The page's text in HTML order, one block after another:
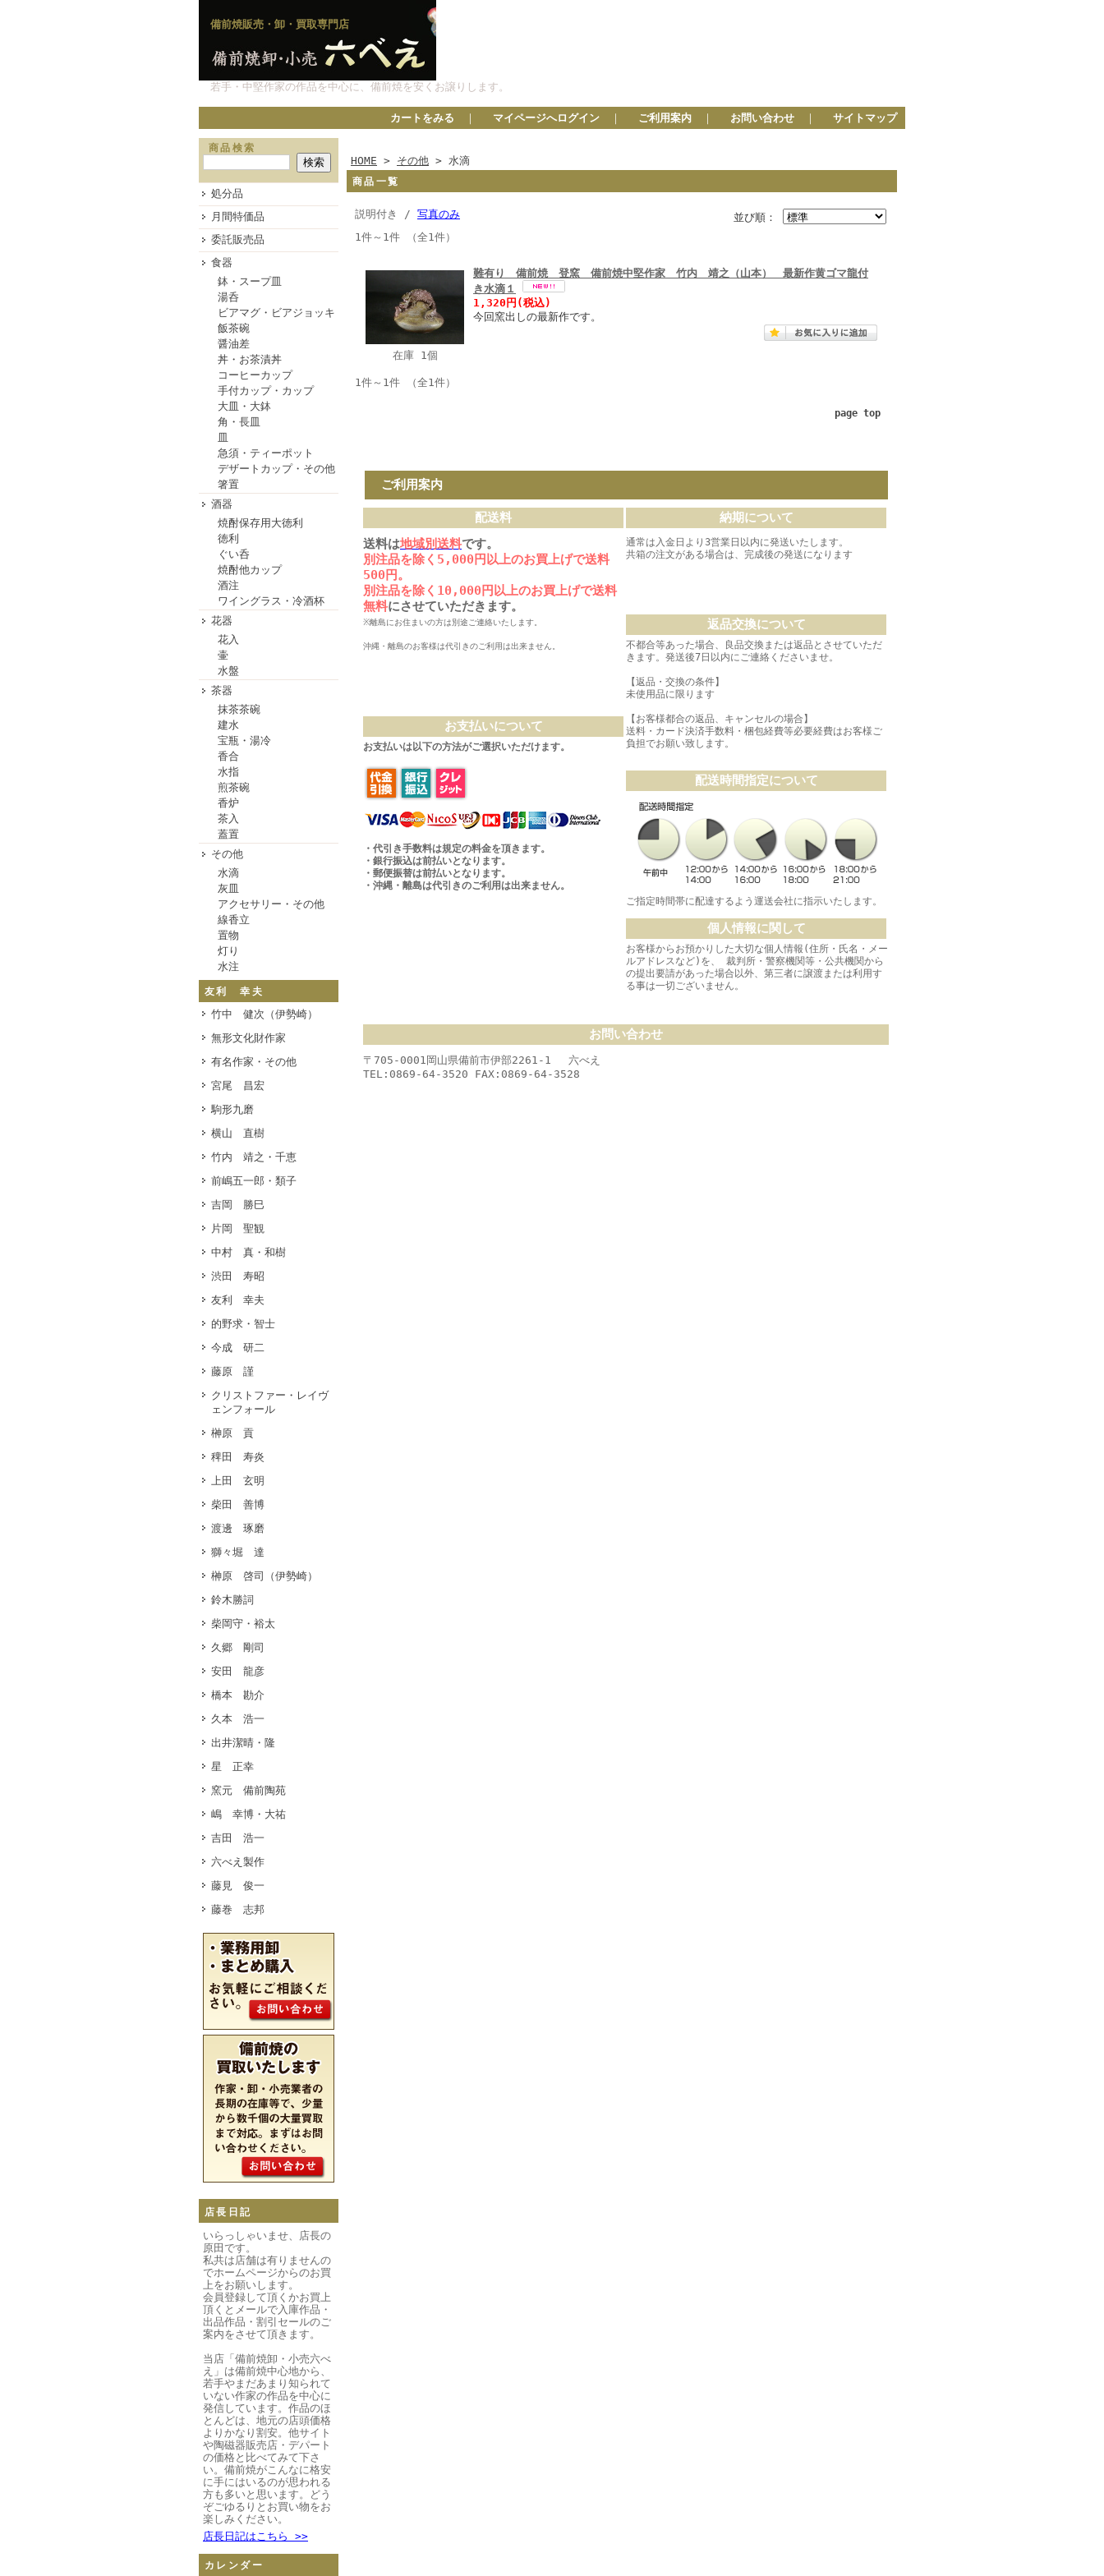
備前焼販売・卸・買取専門店
若手・中堅作家の作品を中心に、備前焼を安くお譲りします。
カートをみる ｜ マイページへログイン ｜ ご利用案内 ｜ お問い合わせ ｜ サイトマップ
商品検索
処分品
月間特価品
委託販売品
食器
鉢・スープ皿
湯呑
ビアマグ・ビアジョッキ
飯茶碗
醤油差
丼・お茶漬丼
コーヒーカップ
手付カップ・カップ
大皿・大鉢
角・長皿
皿
急須・ティーポット
デザートカップ・その他
箸置
酒器
焼酎保存用大徳利
徳利
ぐい呑
焼酎他カップ
酒注
ワイングラス・冷酒杯
花器
花入
壷
水盤
茶器
抹茶茶碗
建水
宝瓶・湯冷
香合
水指
煎茶碗
香炉
茶入
蓋置
その他
水滴
灰皿
アクセサリー・その他
線香立
置物
灯り
水注
友利 幸夫
竹中 健次（伊勢崎）
無形文化財作家
有名作家・その他
宮尾 昌宏
駒形九磨
横山 直樹
竹内 靖之・千恵
前嶋五一郎・類子
吉岡 勝巳
片岡 聖観
中村 真・和樹
渋田 寿昭
友利 幸夫
的野求・智士
今成 研二
藤原 謹
クリストファー・レイヴ
ェンフォール
榊原 貢
稗田 寿炎
上田 玄明
柴田 善博
渡邊 琢磨
獅々堀 達
榊原 啓司（伊勢崎）
鈴木勝詞
柴岡守・裕太
久郷 剛司
安田 龍彦
橋本 勘介
久本 浩一
出井潔晴・隆
星 正幸
窯元 備前陶苑
嶋 幸博・大祐
吉田 浩一
六べえ製作
藤見 俊一
藤巻 志邦
店長日記
いらっしゃいませ、店長の
原田です。
私共は店舗は有りませんの
でホームページからのお買
上をお願いします。
会員登録して頂くかお買上
頂くとメールで入庫作品・
出品作品・割引セールのご
案内をさせて頂きます。
当店「備前焼卸・小売六べ
え」は備前焼中心地から、
若手やまだあまり知られて
いない作家の作品を中心に
発信しています。作品のほ
とんどは、地元の店頭価格
よりかなり割安。他サイト
や陶磁器販売店・デパート
の価格と比べてみて下さ
い。備前焼がこんなに格安
に手にはいるのが思われる
方も多いと思います。どう
ぞごゆるりとお買い物をお
楽しみください。
店長日記はこちら >>
カレンダー
HOME > その他 > 水滴
商品一覧
並び順：
説明付き / 写真のみ
1件～1件 （全1件）
在庫 1個
難有り 備前焼 登窯 備前焼中堅作家 竹内 靖之（山本） 最新作黄ゴマ龍付
き水滴１
1,320円(税込)
今回窯出しの最新作です。
1件～1件 （全1件）
page top
ご利用案内
配送料
送料は地域別送料です。
別注品を除く5,000円以上のお買上げで送料
500円。
別注品を除く10,000円以上のお買上げで送料
無料にさせていただきます。
※離島にお住まいの方は別途ご連絡いたします。
沖縄・離島のお客様は代引きのご利用は出来ません。
お支払いについて
お支払いは以下の方法がご選択いただけます。
・代引き手数料は規定の料金を頂きます。
・銀行振込は前払いとなります。
・郵便振替は前払いとなります。
・沖縄・離島は代引きのご利用は出来ません。
納期について
通常は入金日より3営業日以内に発送いたします。
共箱の注文がある場合は、完成後の発送になります
返品交換について
不都合等あった場合、良品交換または返品とさせていただ
きます。発送後7日以内にご連絡くださいませ。
【返品・交換の条件】
未使用品に限ります
【お客様都合の返品、キャンセルの場合】
送料・カード決済手数料・梱包経費等必要経費はお客様ご
負担でお願い致します。
配送時間指定について
ご指定時間帯に配達するよう運送会社に指示いたします。
個人情報に関して
お客様からお預かりした大切な個人情報(住所・氏名・メー
ルアドレスなど)を、 裁判所・警察機関等・公共機関から
の提出要請があった場合以外、第三者に譲渡または利用す
る事は一切ございません。
お問い合わせ
〒705-0001岡山県備前市伊部2261-1 六べえ
TEL:0869-64-3520 FAX:0869-64-3528